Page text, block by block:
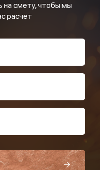
на смету, чтобы мы
расчет